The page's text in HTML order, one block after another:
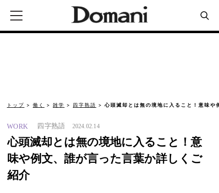
トップ 働く 雑学 四字熟語 心頭滅却とは無の境地に入ること！意味
WORK 四字熟語 2024.02.14
心頭滅却とは無の境地に入ること！意
味や例文、誰が言った言葉か詳しくご
紹介